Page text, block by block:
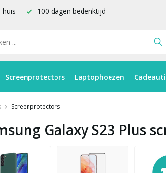
huis 100 dagen bedenktijd
Screenprotectors Laptophoezen
Screenprotectors
Galaxy S23 Plus